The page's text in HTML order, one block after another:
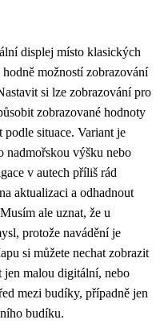
displej místo klasických
možností zobrazování
si lze zobrazování pro
zobrazované hodnoty
podle situace. Variant je
nadmořskou výšku nebo
v autech příliš rád
aktualizaci a odhadnout
ale uznat, že u
protože navádění je
si můžete nechat zobrazit
jen malou digitální, nebo
mezi budíky, případně jen
budíku.